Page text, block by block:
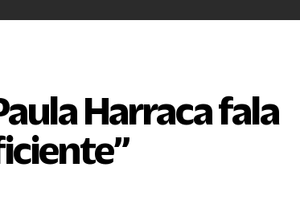
Harraca fala